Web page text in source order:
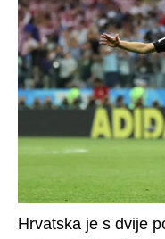
Hrvatska je s dvije